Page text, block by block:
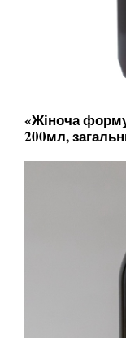
«Жіноча
200мл,